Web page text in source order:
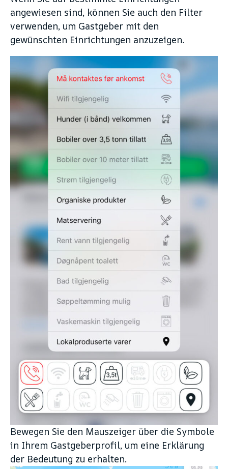
angewiesen sind, können Sie auch den Filter
verwenden, um Gastgeber mit den
gewünschten Einrichtungen anzuzeigen.
Bewegen Sie den Mauszeiger über die Symbole
in Ihrem Gastgeberprofil, um eine Erklärung
der Bedeutung zu erhalten.